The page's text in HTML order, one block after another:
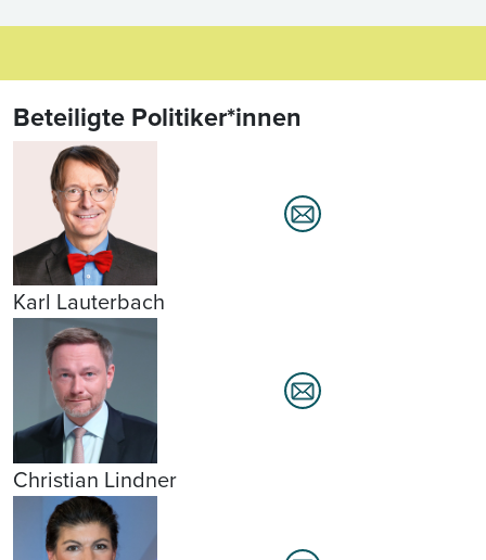
Beteiligte Politiker*innen
Karl Lauterbach
Christian Lindner